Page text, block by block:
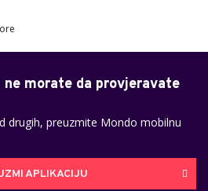
morate da provjeravate
drugih, preuzmite Mondo mobilnu
APLIKACIJU